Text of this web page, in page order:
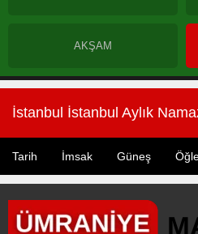
AKŞAM
İstanbul İstanbul Aylık
Tarih İmsak Güneş